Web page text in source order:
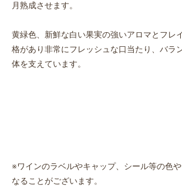
月熟成させます。
黄緑色、新鮮な白い果実の強いアロマとフレ
格があり非常にフレッシュな口当たり、バラ
体を支えています。
※ワインのラベルやキャップ、シール等の色
なることがございます。